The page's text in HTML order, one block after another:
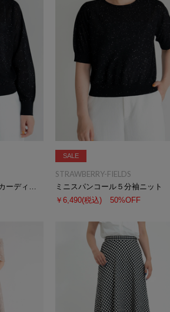
ミニスパンコールニットカーディガン
SALE
STRAWBERRY-FIELDS
ミニスパンコール５分袖ニット
￥6,490(税込) 50%OFF